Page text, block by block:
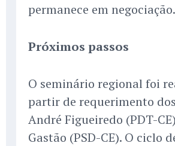
permanece em negociação.
Próximos passos
O seminário regional foi
partir de requerimento
André Figueiredo (PDT-
Gastão (PSD-CE). O ciclo